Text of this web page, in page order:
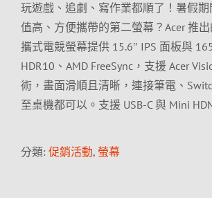
玩遊戲、追劇、寫作業都順了！暑假期
值高、方便攜帶的第二螢幕？Acer 推出
攜式電競螢幕提供 15.6″ IPS 面板與
HDR10、AMD FreeSync，支援 Acer
術，畫面滑順且清晰，連接筆電、
至桌機都可以。支援 USB-C 與 Mini
分類: 促銷活動, 螢幕